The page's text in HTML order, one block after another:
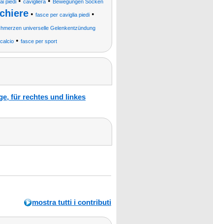
piedi cavigliera Bewegungen Socken
• fasce per caviglia piedi •
universelle Gelenkentzündung
• fasce per sport
für rechtes und linkes
mostra tutti i contributi